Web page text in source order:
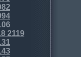
2119